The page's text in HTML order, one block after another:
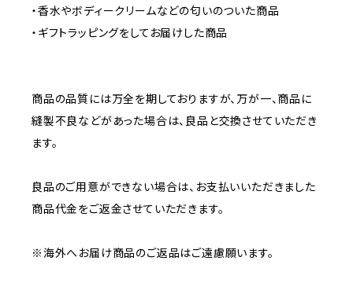
・香水やボディークリームなどの匂いのついた商品
・ギフトラッピングをしてお届けした商品
商品の品質には万全を期しておりますが、万が一、商品に
縫製不良などがあった場合は、良品と交換させていただき
ます。
良品のご用意ができない場合は、お支払いいただきました
商品代金をご返金させていただきます。
※海外へお届け商品のご返品はご遠慮願います。